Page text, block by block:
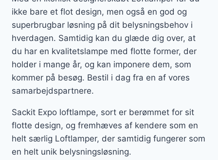
ikke bare et flot design, men også en god og
superbrugbar løsning på dit belysningsbehov i
hverdagen. Samtidig kan du glæde dig over, at
du har en kvalitetslampe med flotte former, der
holder i mange år, og kan imponere dem, som
kommer på besøg. Bestil i dag fra en af vores
samarbejdspartnere.
Sackit Expo loftlampe, sort er berømmet for sit
flotte design, og fremhæves af kendere som en
helt særlig Loftlamper, der samtidig fungerer som
en helt unik belysningsløsning.